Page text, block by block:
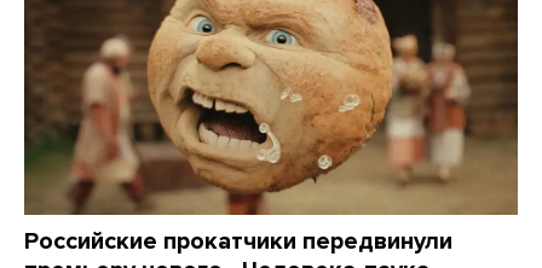
Российские прокатчики передвинули